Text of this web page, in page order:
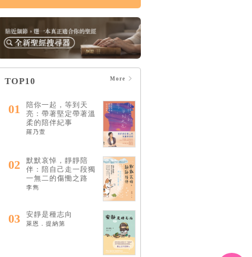
療癒的情緒、靈性與
心理旅程（20週年經
典新譯版）
HK$160 $168
TOP10 More
01
陪你一起，等到天
亮：帶著堅定帶著溫
柔的陪伴紀事
羅乃萱
02
默默哀悼，靜靜陪
伴：陪自己走一段獨
一無二的傷慟之路
李雋
03 安靜是種志向
萊恩．提納第